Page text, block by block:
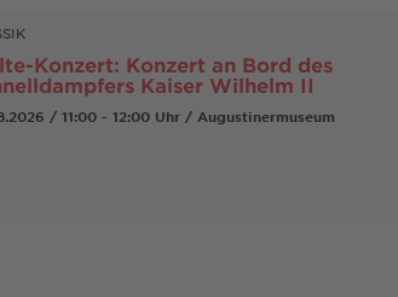
Konzert: Konzert an Bord des
Kaiser Wilhelm II
/ 11:00 - 12:00 Uhr / Augustinermuseum